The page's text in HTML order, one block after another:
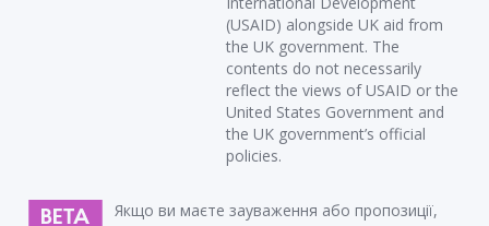
(USAID) alongside UK aid from
the UK government. The
contents do not necessarily
reflect the views of USAID or the
United States Government and
the UK government’s official
policies.
Якщо ви маєте зауваження або пропозиції,